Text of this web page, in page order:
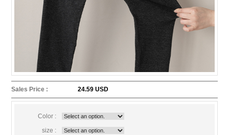
Sales Price : 24.59 USD
Color :
size :